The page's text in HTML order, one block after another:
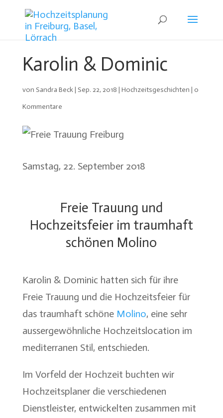
Karolin & Dominic
von Sandra Beck| Sep. 22, 2018 | Hochzeitsgeschichten | 0
Kommentare
Samstag, 22. September 2018
Freie Trauung und
Hochzeitsfeier im traumhaft
schönen Molino
Karolin & Dominic hatten sich für ihre
Freie Trauung und die Hochzeitsfeier für
das traumhaft schöne Molino, eine sehr
aussergewöhnliche Hochzeitslocation im
mediterranen Stil, entschieden.
Im Vorfeld der Hochzeit buchten wir
Hochzeitsplaner die verschiedenen
Dienstleister, entwickelten zusammen mit